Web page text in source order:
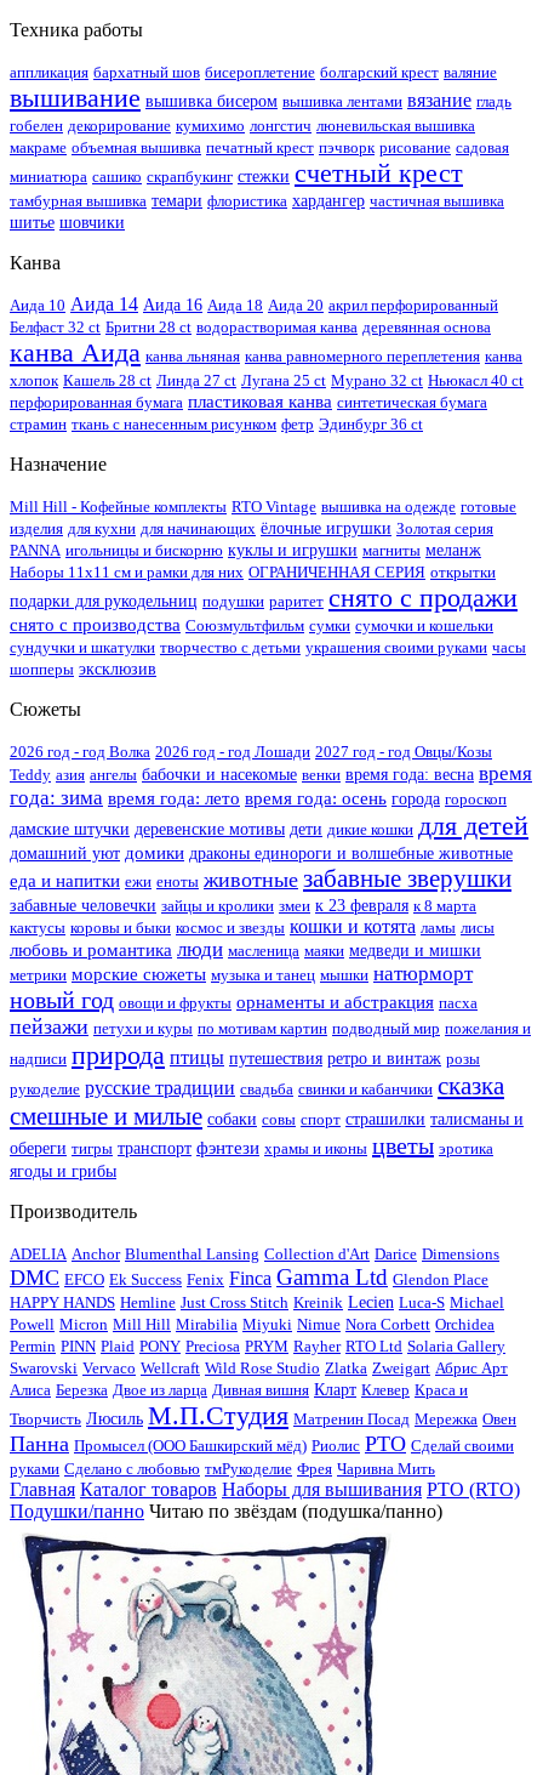
Техника работы
аппликация бархатный шов бисероплетение болгарский крест валяние
вышивание вышивка бисером вышивка лентами вязание гладь
гобелен декорирование кумихимо лонгстич люневильская вышивка
макраме объемная вышивка печатный крест пэчворк рисование садовая
миниатюра сашико скрапбукинг стежки счетный крест
тамбурная вышивка темари флористика хардангер частичная вышивка
шитье шовчики
Канва
Аида 10 Аида 14 Аида 16 Аида 18 Аида 20 акрил перфорированный
Белфаст 32 ct Бритни 28 ct водорастворимая канва деревянная основа
канва Аида канва льняная канва равномерного переплетения канва
хлопок Кашель 28 ct Линда 27 ct Лугана 25 ct Мурано 32 ct Ньюкасл 40 ct
перфорированная бумага пластиковая канва синтетическая бумага
страмин ткань с нанесенным рисунком фетр Эдинбург 36 ct
Назначение
Mill Hill - Кофейные комплекты RTO Vintage вышивка на одежде готовые
изделия для кухни для начинающих ёлочные игрушки Золотая серия
PANNA игольницы и бискорню куклы и игрушки магниты меланж
Наборы 11х11 см и рамки для них ОГРАНИЧЕННАЯ СЕРИЯ открытки
подарки для рукодельниц подушки раритет снято с продажи
снято с производства Союзмультфильм сумки сумочки и кошельки
сундучки и шкатулки творчество с детьми украшения своими руками часы
шопперы эксклюзив
Сюжеты
2026 год - год Волка 2026 год - год Лошади 2027 год - год Овцы/Козы
Teddy азия ангелы бабочки и насекомые венки время года: весна время
года: зима время года: лето время года: осень города гороскоп
дамские штучки деревенские мотивы дети дикие кошки для детей
домашний уют домики драконы единороги и волшебные животные
еда и напитки ежи еноты животные забавные зверушки
забавные человечки зайцы и кролики змеи к 23 февраля к 8 марта
кактусы коровы и быки космос и звезды кошки и котята ламы лисы
любовь и романтика люди масленица маяки медведи и мишки
метрики морские сюжеты музыка и танец мышки натюрморт
новый год овощи и фрукты орнаменты и абстракция пасха
пейзажи петухи и куры по мотивам картин подводный мир пожелания и
надписи природа птицы путешествия ретро и винтаж розы
рукоделие русские традиции свадьба свинки и кабанчики сказка
смешные и милые собаки совы спорт страшилки талисманы и
обереги тигры транспорт фэнтези храмы и иконы цветы эротика
ягоды и грибы
Производитель
ADELIA Anchor Blumenthal Lansing Collection d'Art Darice Dimensions
DMC EFCO Ek Success Fenix Finca Gamma Ltd Glendon Place
HAPPY HANDS Hemline Just Cross Stitch Kreinik Lecien Luca-S Michael
Powell Micron Mill Hill Mirabilia Miyuki Nimue Nora Corbett Orchidea
Permin PINN Plaid PONY Preciosa PRYM Rayher RTO Ltd Solaria Gallery
Swarovski Vervaco Wellcraft Wild Rose Studio Zlatka Zweigart Абрис Арт
Алиса Березка Двое из ларца Дивная вишня Кларт Клевер Краса и
Творчисть Люсиль М.П.Студия Матренин Посад Мережка Овен
Панна Промысел (ООО Башкирский мёд) Риолис РТО Сделай своими
руками Сделано с любовью тмРукоделиe Фрея Чаривна Мить
Главная Каталог товаров Наборы для вышивания РТО (RTO)
Подушки/панно Читаю по звёздам (подушка/панно)